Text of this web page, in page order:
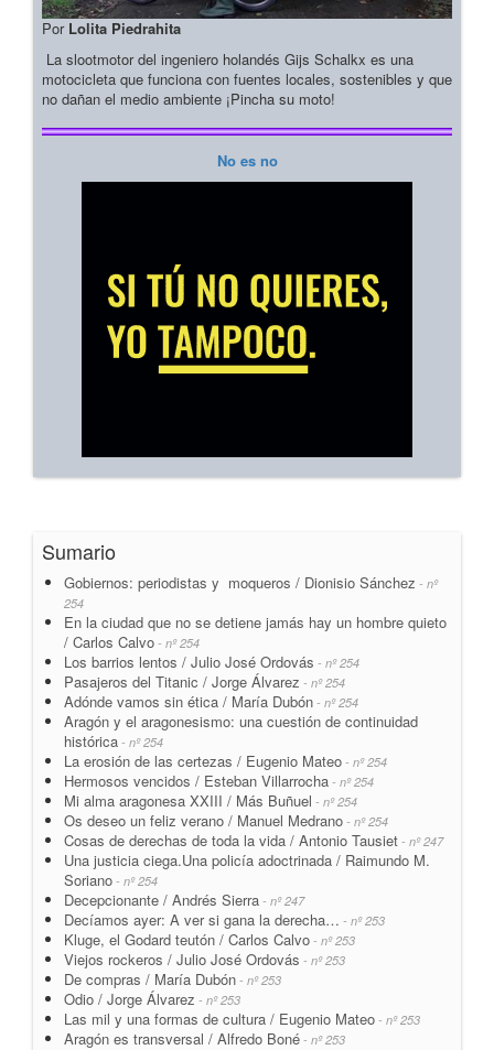
Por Lolita Piedrahita
La slootmotor del ingeniero holandés Gijs Schalkx es una
motocicleta que funciona con fuentes locales, sostenibles y que
no dañan el medio ambiente ¡Pincha su moto!
No es no
Sumario
Gobiernos: periodistas y moqueros / Dionisio Sánchez - nº
254
En la ciudad que no se detiene jamás hay un hombre quieto
/ Carlos Calvo - nº 254
Los barrios lentos / Julio José Ordovás - nº 254
Pasajeros del Titanic / Jorge Álvarez - nº 254
Adónde vamos sin ética / María Dubón - nº 254
Aragón y el aragonesismo: una cuestión de continuidad
histórica - nº 254
La erosión de las certezas / Eugenio Mateo - nº 254
Hermosos vencidos / Esteban Villarrocha - nº 254
Mi alma aragonesa XXIII / Más Buñuel - nº 254
Os deseo un feliz verano / Manuel Medrano - nº 254
Cosas de derechas de toda la vida / Antonio Tausiet - nº 247
Una justicia ciega.Una policía adoctrinada / Raimundo M.
Soriano - nº 254
Decepcionante / Andrés Sierra - nº 247
Decíamos ayer: A ver si gana la derecha… - nº 253
Kluge, el Godard teutón / Carlos Calvo - nº 253
Viejos rockeros / Julio José Ordovás - nº 253
De compras / María Dubón - nº 253
Odio / Jorge Álvarez - nº 253
Las mil y una formas de cultura / Eugenio Mateo - nº 253
Aragón es transversal / Alfredo Boné - nº 253